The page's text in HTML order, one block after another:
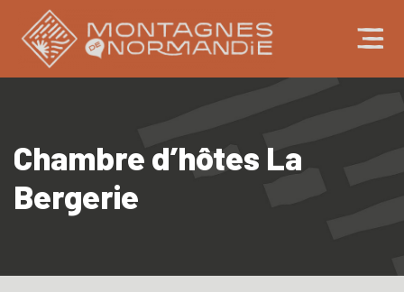
Chambre d’hôtes La
Bergerie